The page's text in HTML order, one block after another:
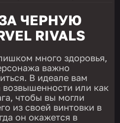
ЧЕРНУЮ
RIVALS
много здоровья,
важно
В идеале вам
или как
чтобы вы могли
из своей винтовки в
он окажется в